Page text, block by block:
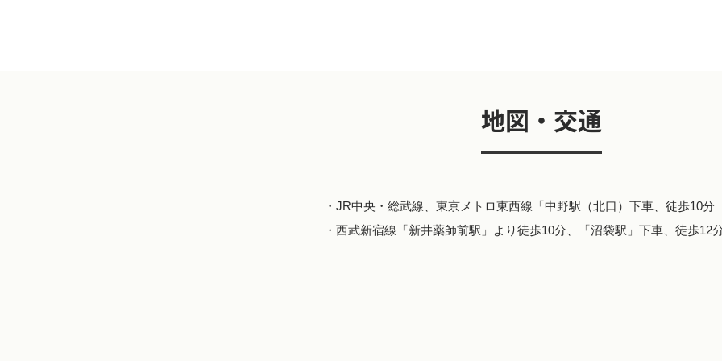
地図・交通
・JR中央・総武線、東京メトロ東西線「中野駅（北口）下車、徒歩10分
・西武新宿線「新井薬師前駅」より徒歩10分、「沼袋駅」下車、徒歩12